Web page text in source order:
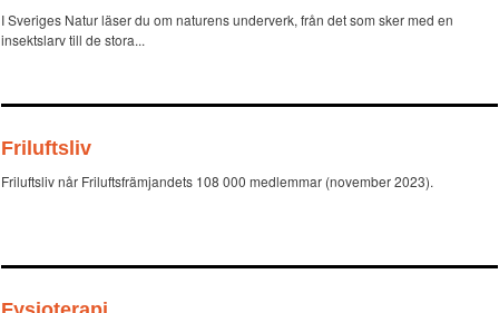
I Sveriges Natur läser du om naturens underverk, från det som sker med en
insektslarv till de stora...
Friluftsliv
Friluftsliv når Friluftsfrämjandets 108 000 medlemmar (november 2023).